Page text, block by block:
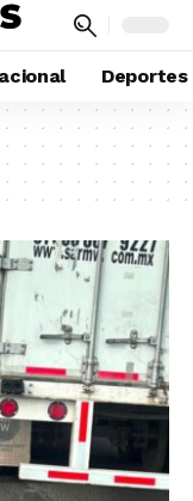
Deportes